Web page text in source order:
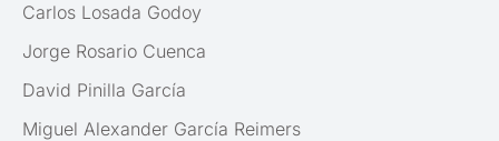
Carlos Losada Godoy
Jorge Rosario Cuenca
David Pinilla García
Miguel Alexander García Reimers